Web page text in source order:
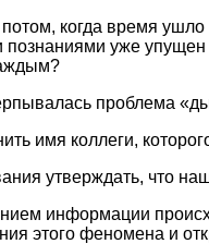
когда время
уже
проблема
имя коллеги,
утверждать, что
информации
этого феномена и